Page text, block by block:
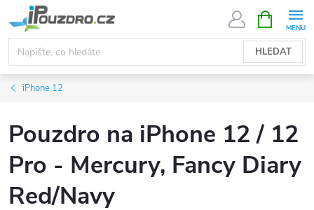
na
obsah
HLEDAT
NÁKUPNÍ
KOŠÍK
iPhone 12
Pouzdro na iPhone 12 / 12
Pro - Mercury, Fancy Diary
Red/Navy